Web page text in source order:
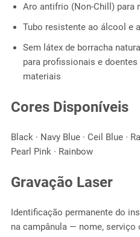
Aro antifrio (Non-Chill) para
Tubo resistente ao álcool e
Sem látex de borracha
para profissionais e
materiais
Cores Disponíveis
Black · Navy Blue · Ceil Blue ·
Pearl Pink · Rainbow
Gravação Laser
Identificação permanente do
na campânula — nome, serviço